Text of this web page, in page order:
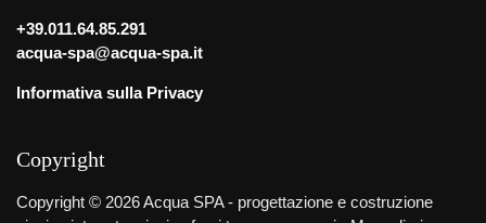
+39.011.64.85.291
acqua-spa@acqua-spa.it
Informativa sulla Privacy
Copyright
Copyright © 2026 Acqua SPA - progettazione e costruzione